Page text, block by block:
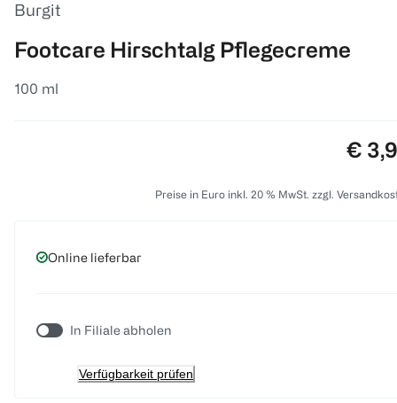
Burgit
Footcare Hirschtalg Pflegecreme
100 ml
€
Preise in Euro inkl. 20 % MwSt. zzgl.
Online lieferbar
In Filiale abholen
Verfügbarkeit prüfen